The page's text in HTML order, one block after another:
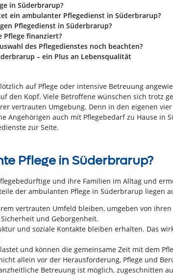
in Süderbrarup?
ein ambulanter Pflegedienst in Süderbrarup?
Pflegedienst in Süderbrarup?
Pflege finanziert?
des Pflegedienstes noch beachten?
– ein Plus an Lebensqualität
auf Pflege oder intensive Betreuung
den Kopf. Viele Betroffene wünschen sich trotz
vertrauten Umgebung. Denn in den eigenen
Angehörigen auch mit Pflegebedarf zu Hause in
zur Seite.
Pflege in Süderbrarup?
und ihre Familien im Alltag und
der ambulanten Pflege in Süderbrarup liegen
vertrauten Umfeld bleiben, umgeben von
und Geborgenheit.
und soziale Kontakte bleiben erhalten. Das
und können die gemeinsame Zeit mit dem
allein vor der Herausforderung, Pflege und
Betreuung ist möglich, zugeschnitten